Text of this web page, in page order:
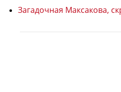
Загадочная Максакова,